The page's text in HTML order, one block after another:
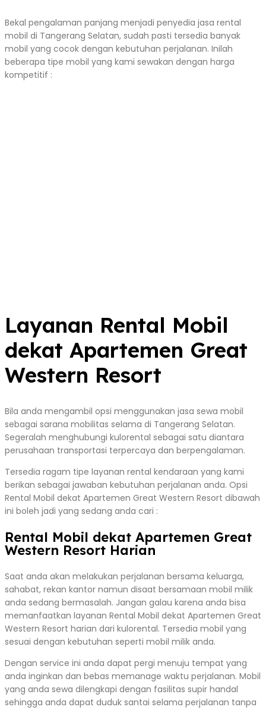
Bekal pengalaman panjang menjadi penyedia jasa rental
mobil di Tangerang Selatan, sudah pasti tersedia banyak
mobil yang cocok dengan kebutuhan perjalanan. Inilah
beberapa tipe mobil yang kami sewakan dengan harga
kompetitif :
Layanan Rental Mobil
dekat Apartemen Great
Western Resort
Bila anda mengambil opsi menggunakan jasa sewa mobil
sebagai sarana mobilitas selama di Tangerang Selatan.
Segeralah menghubungi kulorental sebagai satu diantara
perusahaan transportasi terpercaya dan berpengalaman.
Tersedia ragam tipe layanan rental kendaraan yang kami
berikan sebagai jawaban kebutuhan perjalanan anda. Opsi
Rental Mobil dekat Apartemen Great Western Resort dibawah
ini boleh jadi yang sedang anda cari :
Rental Mobil dekat Apartemen Great
Western Resort Harian
Saat anda akan melakukan perjalanan bersama keluarga,
sahabat, rekan kantor namun disaat bersamaan mobil milik
anda sedang bermasalah. Jangan galau karena anda bisa
memanfaatkan layanan Rental Mobil dekat Apartemen Great
Western Resort harian dari kulorental. Tersedia mobil yang
sesuai dengan kebutuhan seperti mobil milik anda.
Dengan service ini anda dapat pergi menuju tempat yang
anda inginkan dan bebas memanage waktu perjalanan. Mobil
yang anda sewa dilengkapi dengan fasilitas supir handal
sehingga anda dapat duduk santai selama perjalanan tanpa